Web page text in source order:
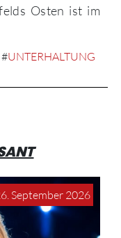
Osten ist im
#UNTERHALTUNG
September 2026